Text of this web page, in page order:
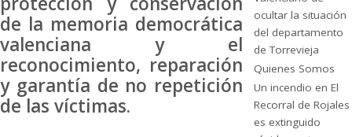
de la memoria democrática
valenciana y el
reconocimiento, reparación
y garantía de no repetición
de las víctimas.
ocultar la situación
del departamento
de Torrevieja
Quienes Somos
Un incendio en El
Recorral de Rojales
es extinguido